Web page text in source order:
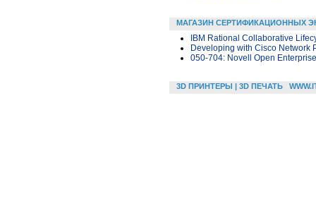
МАГАЗИН СЕРТИФИКАЦИОННЫХ
IBM Rational Collaborative
Developing with Cisco Network
050-704: Novell Open
3D ПРИНТЕРЫ | 3D ПЕЧАТЬ